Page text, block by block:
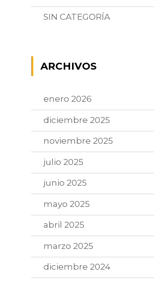
SIN CATEGORÍA
ARCHIVOS
enero 2026
diciembre 2025
noviembre 2025
julio 2025
junio 2025
mayo 2025
abril 2025
marzo 2025
diciembre 2024